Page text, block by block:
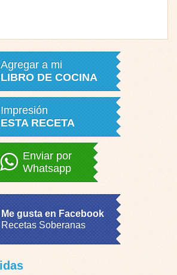
Agregar a mi
LIBRO DE COCINA
Impresión
ESTA RECETA
Enviar por
Whatsapp
Me gusta en Facebook
Recetas Soberanas